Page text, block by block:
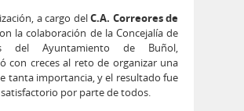
a cargo delC.A. Correores de
la colaboración de la Concejalía de
del Ayuntamiento de Buñol,
con creces al reto de organizar una
tanta importancia, y el resultado fue
por parte de todos.